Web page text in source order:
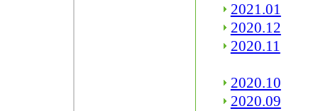
2021.01
2020.12
2020.11
2020.10
2020.09